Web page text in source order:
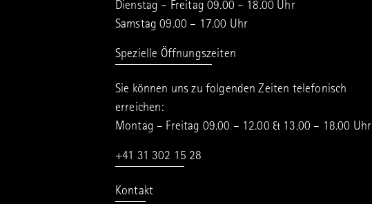
Dienstag – Freitag 09.00 – 18.00 Uhr
Samstag 09.00 – 17.00 Uhr
Spezielle Öffnungszeiten
Sie können uns zu folgenden Zeiten telefonisch
erreichen:
Montag – Freitag 09.00 – 12.00 & 13.00 – 18.00 Uhr
+41 31 302 15 28
Kontakt